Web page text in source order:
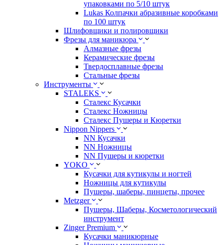
упаковками по 5/10 штук
Lukas Колпачки абразивные коробками
по 100 штук
Шлифовщики и полировщики
Фрезы для маникюра
Алмазные фрезы
Керамические фрезы
Твердосплавные фрезы
Стальные фрезы
Инструменты
STALEKS
Сталекс Кусачки
Сталекс Ножницы
Сталекс Пушеры и Кюретки
Nippon Nippers
NN Кусачки
NN Ножницы
NN Пушеры и кюретки
YOKO
Кусачки для кутикулы и ногтей
Ножницы для кутикулы
Пушеры, шаберы, пинцеты, прочее
Metzger
Пушеры, Шаберы, Косметологический
инструмент
Zinger Premium
Кусачки маникюрные